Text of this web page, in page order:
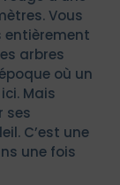
Vous
entièrement
arbres
où un
Mais
ses
C’est une
une fois